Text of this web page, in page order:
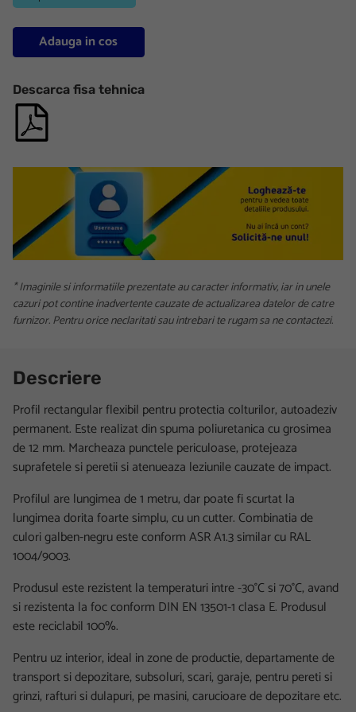
Adauga in cos
Descarca fisa tehnica
* Imaginile si informatiile prezentate au caracter informativ, iar in unele
cazuri pot contine inadvertente cauzate de actualizarea datelor de catre
furnizor. Pentru orice neclaritati sau intrebari te rugam sa ne contactezi.
Descriere
Profil rectangular flexibil pentru protectia colturilor, autoadeziv
permanent. Este realizat din spuma poliuretanica cu grosimea
de 12 mm. Marcheaza punctele periculoase, protejeaza
suprafetele si peretii si atenueaza leziunile cauzate de impact.
Profilul are lungimea de 1 metru, dar poate fi scurtat la
lungimea dorita foarte simplu, cu un cutter. Combinatia de
culori galben-negru este conform ASR A1.3 similar cu RAL
1004/9003.
Produsul este rezistent la temperaturi intre -30°C si 70°C, avand
si rezistenta la foc conform DIN EN 13501-1 clasa E. Produsul
este reciclabil 100%.
Pentru uz interior, ideal in zone de productie, departamente de
transport si depozitare, subsoluri, scari, garaje, pentru pereti si
grinzi, rafturi si dulapuri, pe masini, carucioare de depozitare etc.